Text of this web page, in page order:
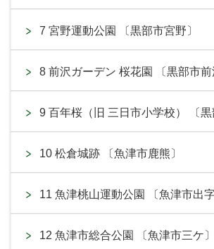
7 宮野運動公園 〔黒部市宮野〕
8 前沢ガーデン 桜花園 〔黒部市前
9 百年桜（旧 三日市小学校） 〔黒
10 松倉城跡 〔魚津市鹿熊〕
11 魚津桃山運動公園 〔魚津市出字
12 魚津市総合公園 〔魚津市三ケ〕